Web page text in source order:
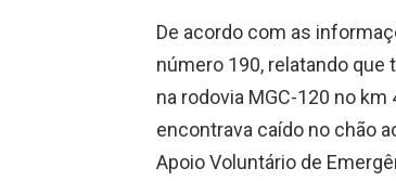
De acordo com as
número 190, relatando
na rodovia MGC-120 no
encontrava caído no chão
Apoio Voluntário de